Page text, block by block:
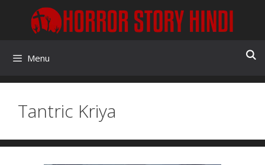
content
Menu
Tantric Kriya